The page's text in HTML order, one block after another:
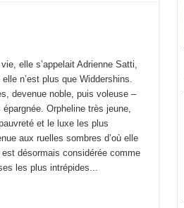
elle s’appelait Adrienne Satti,
n’est plus que Widdershins.
devenue noble, puis voleuse –
épargnée. Orpheline très jeune,
et le luxe les plus
aux ruelles sombres d’où elle
désormais considérée comme
les plus intrépides...